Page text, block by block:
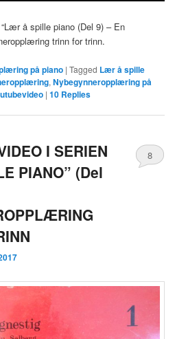
å spille piano (Del 9) – En
trinn for trinn.
på piano |Tagged Lær å spille
,Nybegynneropplæring på
|10 Replies
I SERIEN
PIANO” (Del
8